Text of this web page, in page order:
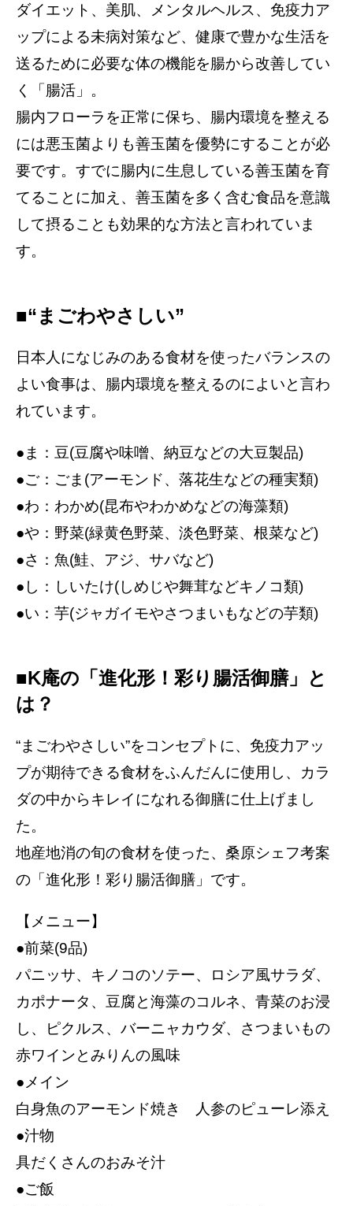
ダイエット、美肌、メンタルヘルス、免疫力ア
ップによる未病対策など、健康で豊かな生活を
送るために必要な体の機能を腸から改善してい
く「腸活」。
腸内フローラを正常に保ち、腸内環境を整える
には悪玉菌よりも善玉菌を優勢にすることが必
要です。すでに腸内に生息している善玉菌を育
てることに加え、善玉菌を多く含む食品を意識
して摂ることも効果的な方法と言われていま
す。
■“まごわやさしい”
日本人になじみのある食材を使ったバランスの
よい食事は、腸内環境を整えるのによいと言わ
れています。
●ま：豆(豆腐や味噌、納豆などの大豆製品)
●ご：ごま(アーモンド、落花生などの種実類)
●わ：わかめ(昆布やわかめなどの海藻類)
●や：野菜(緑黄色野菜、淡色野菜、根菜など)
●さ：魚(鮭、アジ、サバなど)
●し：しいたけ(しめじや舞茸などキノコ類)
●い：芋(ジャガイモやさつまいもなどの芋類)
■K庵の「進化形！彩り腸活御膳」と
は？
“まごわやさしい”をコンセプトに、免疫力アッ
プが期待できる食材をふんだんに使用し、カラ
ダの中からキレイになれる御膳に仕上げまし
た。
地産地消の旬の食材を使った、桑原シェフ考案
の「進化形！彩り腸活御膳」です。
【メニュー】
●前菜(9品)
パニッサ、キノコのソテー、ロシア風サラダ、
カポナータ、豆腐と海藻のコルネ、青菜のお浸
し、ピクルス、バーニャカウダ、さつまいもの
赤ワインとみりんの風味
●メイン
白身魚のアーモンド焼き 人参のピューレ添え
●汁物
具だくさんのおみそ汁
●ご飯